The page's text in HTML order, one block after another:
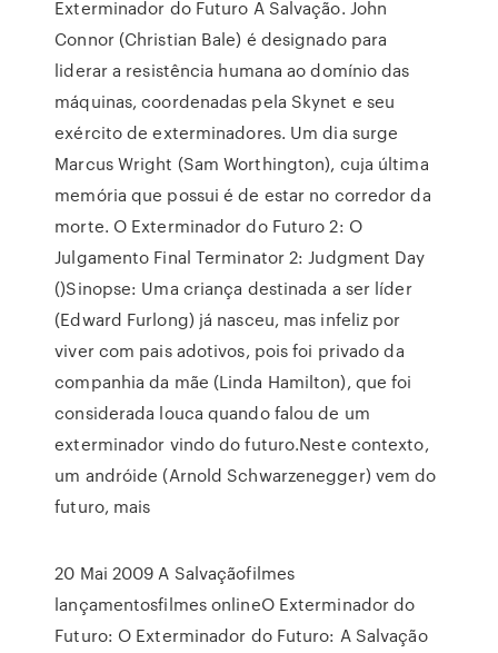
Exterminador do Futuro A Salvação. John
Connor (Christian Bale) é designado para
liderar a resistência humana ao domínio das
máquinas, coordenadas pela Skynet e seu
exército de exterminadores. Um dia surge
Marcus Wright (Sam Worthington), cuja última
memória que possui é de estar no corredor da
morte. O Exterminador do Futuro 2: O
Julgamento Final Terminator 2: Judgment Day
()Sinopse: Uma criança destinada a ser líder
(Edward Furlong) já nasceu, mas infeliz por
viver com pais adotivos, pois foi privado da
companhia da mãe (Linda Hamilton), que foi
considerada louca quando falou de um
exterminador vindo do futuro.Neste contexto,
um andróide (Arnold Schwarzenegger) vem do
futuro, mais
20 Mai 2009 A Salvaçãofilmes
lançamentosfilmes onlineO Exterminador do
Futuro: O Exterminador do Futuro: A Salvação